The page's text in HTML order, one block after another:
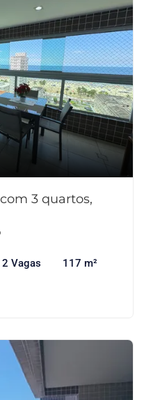
3 quartos,
2 Vagas 117 m²